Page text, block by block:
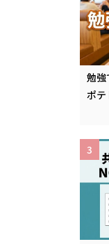
勉強
ポテ
3